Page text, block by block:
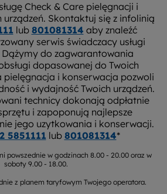
Check & Care pielęgnacji i
urządzeń. Skontaktuj się z infolinią
lub 801081314 aby znaleźć
serwis świadczacy usługi
Dążymy do zagwarantowania
dopasowanej do Twoich
pielęgnacja i konserwacja pozwoli
i wydajność Twoich urządzeń.
technicy dokonają odpłatnie
i zapoponują najlepsze
jego uzytkowania i konserwacji.
5851111 lub 801081314*
powszednie w godzinach 8.00 - 20.00 oraz w
soboty 9.00 - 18.00.
z planem taryfowym Twojego operatora.